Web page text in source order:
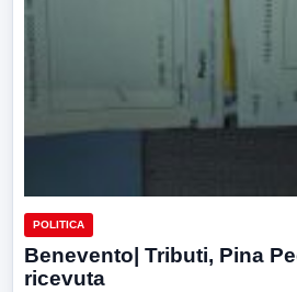
POLITICA
Benevento| Tributi, Pina
ricevuta